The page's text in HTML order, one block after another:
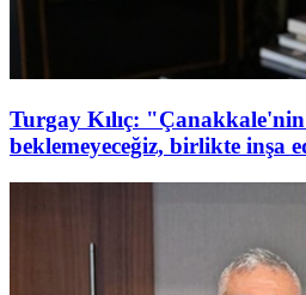
Turgay Kılıç: "Çanakkale'nin
beklemeyeceğiz, birlikte inşa